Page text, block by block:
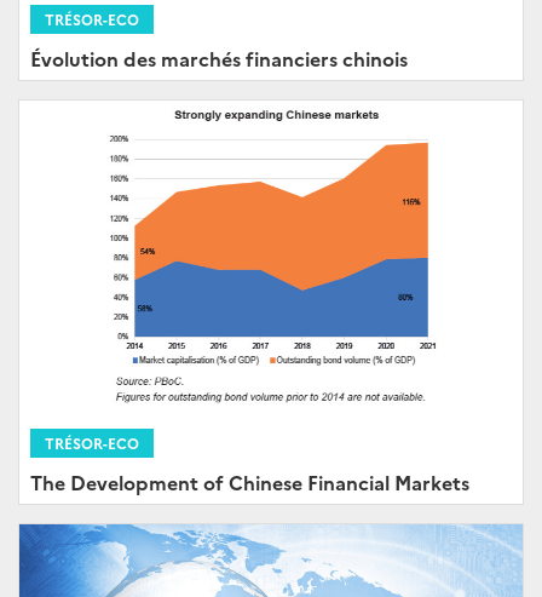
TRÉSOR-ECO
Évolution des marchés financiers chinois
TRÉSOR-ECO
The Development of Chinese Financial Markets